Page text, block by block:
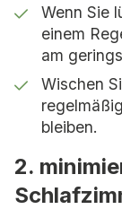
Wenn Sie
einem
am
Wischen
bleiben.
2.